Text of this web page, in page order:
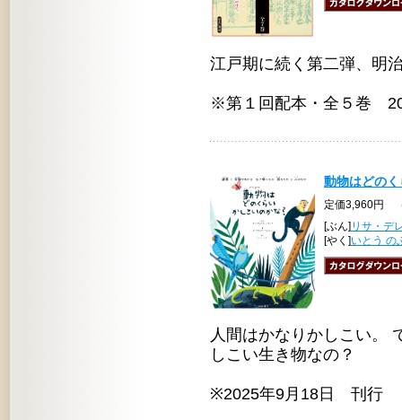
江戸期に続く第二弾、明
※第１回配本・全５巻
動物はどの
定価3,960円
[ぶん] リサ・デ
[やく]いとう の
人間はかなりかしこい。
しこい生き物なの？
※2025年9月18日 刊行